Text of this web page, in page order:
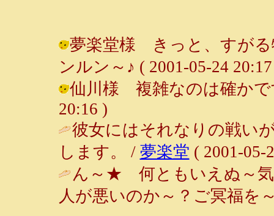
夢楽堂様 きっと、すがる
ンルン～♪ ( 2001-05-24
仙川様 複雑なのは確かで
20:16 )
彼女にはそれなりの戦い
します。 / 夢楽堂 ( 2001-05-
ん～★ 何ともいえぬ～
人が悪いのか～？ご冥福を